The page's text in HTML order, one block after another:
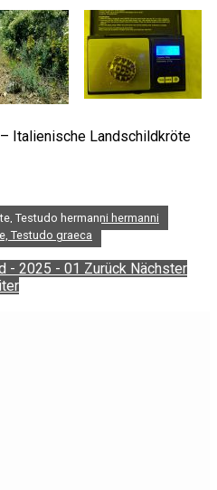
– Italienische Landschildkröte
Testudo hermanni hermanni
Testudo graeca
- 2025 - 01 Zurück Nächster